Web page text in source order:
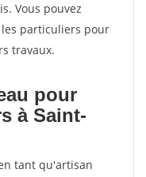
Vous pouvez
particuliers pour
travaux.
pour
à Saint-
tant qu'artisan